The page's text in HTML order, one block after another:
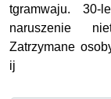
tgramwaju. 30-
naruszenie
Zatrzymane
ij